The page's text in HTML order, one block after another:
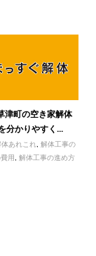
津町の空き家解体
分かりやすく...
体あれこれ ,解体工事の
用 ,解体工事の進め方